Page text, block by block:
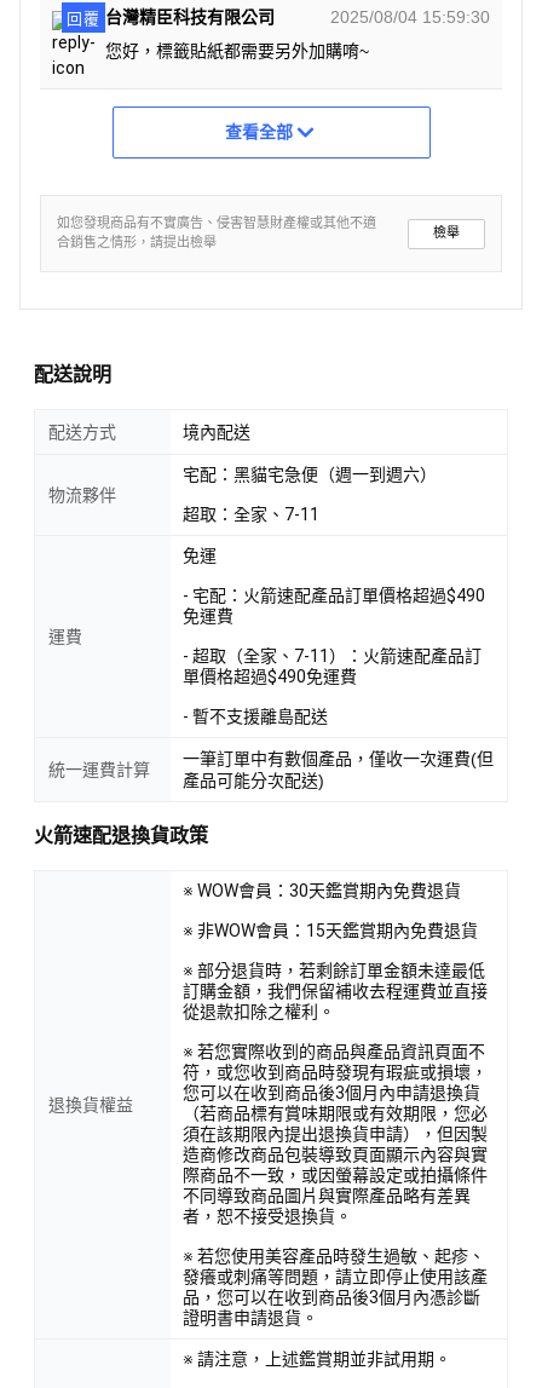
回覆 台灣精臣科技有限公司
2025/08/04 15:59:30
您好，標籤貼紙都需要另外加購唷~
查看全部
如您發現商品有不實廣告、侵害智慧財產權或其他不適
合銷售之情形，請提出檢舉
檢舉
配送說明
配送方式 境內配送
物流夥伴
宅配：黑貓宅急便（週一到週六）
超取：全家、7-11
運費
免運
- 宅配：火箭速配產品訂單價格超過$490
免運費
- 超取（全家、7-11）：火箭速配產品訂
單價格超過$490免運費
- 暫不支援離島配送
統一運費計算
一筆訂單中有數個產品，僅收一次運費(但
產品可能分次配送)
火箭速配退換貨政策
退換貨權益
※ WOW會員：30天鑑賞期內免費退貨
※ 非WOW會員：15天鑑賞期內免費退貨
※ 部分退貨時，若剩餘訂單金額未達最低
訂購金額，我們保留補收去程運費並直接
從退款扣除之權利。
※ 若您實際收到的商品與產品資訊頁面不
符，或您收到商品時發現有瑕疵或損壞，
您可以在收到商品後3個月內申請退換貨
（若商品標有賞味期限或有效期限，您必
須在該期限內提出退換貨申請），但因製
造商修改商品包裝導致頁面顯示內容與實
際商品不一致，或因螢幕設定或拍攝條件
不同導致商品圖片與實際產品略有差異
者，恕不接受退換貨。
※ 若您使用美容產品時發生過敏、起疹、
發癢或刺痛等問題，請立即停止使用該產
品，您可以在收到商品後3個月內憑診斷
證明書申請退貨。
※ 請注意，上述鑑賞期並非試用期。